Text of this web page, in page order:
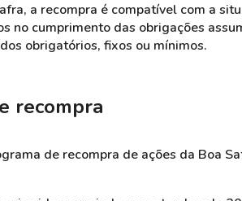
a recompra é compatível com a
no cumprimento das obrigações
obrigatórios, fixos ou mínimos.
recompra
de recompra de ações da Boa